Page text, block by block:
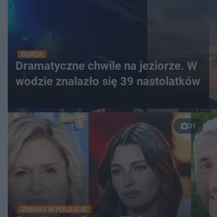
BURZA
Dramatyczne chwile na jeziorze. W
wodzie znalazło się 39 nastolatków
31
ZMIANY W POLSACIE